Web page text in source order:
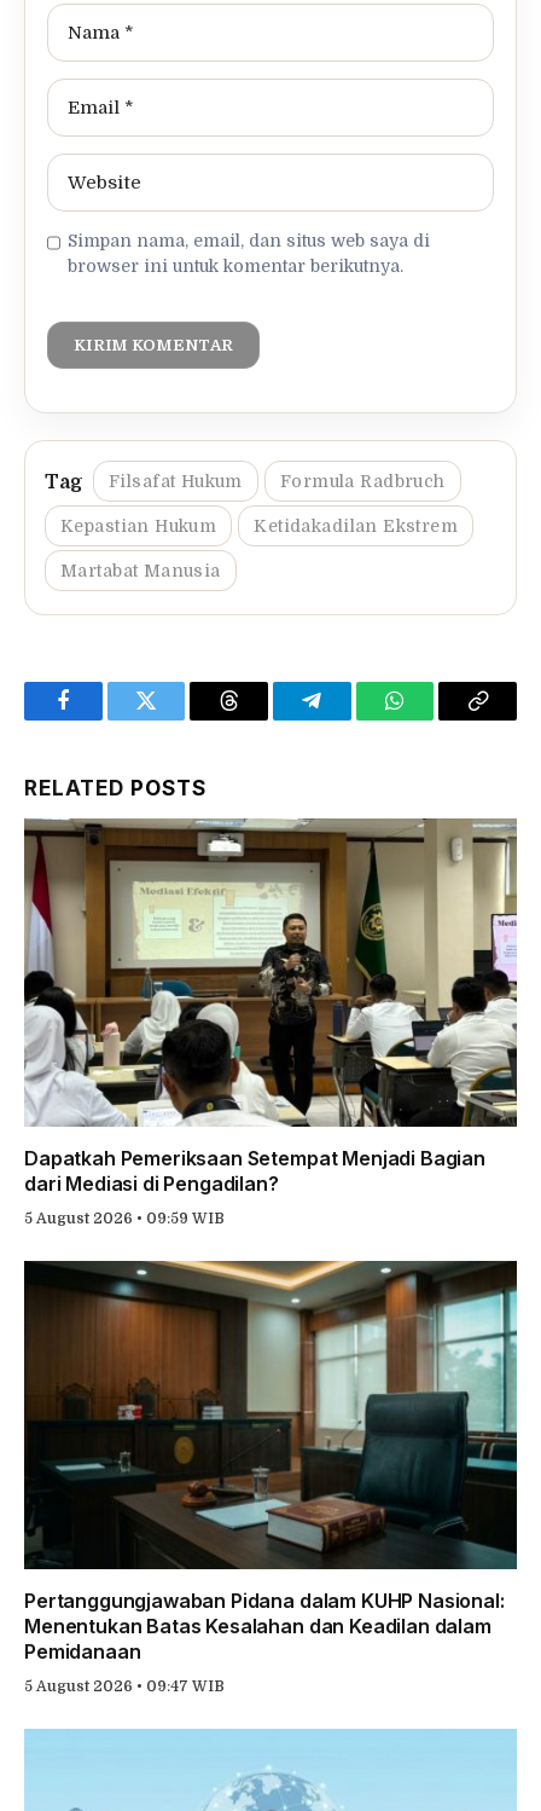
Simpan nama, email, dan situs web saya di
browser ini untuk komentar berikutnya.
Filsafat Hukum Formula Radbruch
Kepastian Hukum Ketidakadilan Ekstrem
Martabat Manusia
FacebookTwitter Threads TelegramWhatsAppCopy
RELATED POSTS
Dapatkah Pemeriksaan Setempat Menjadi Bagian
dari Mediasi di Pengadilan?
5 August 2026 • 09:59 WIB
Pertanggungjawaban Pidana dalam KUHP Nasional:
Menentukan Batas Kesalahan dan Keadilan dalam
Pemidanaan
5 August 2026 • 09:47 WIB